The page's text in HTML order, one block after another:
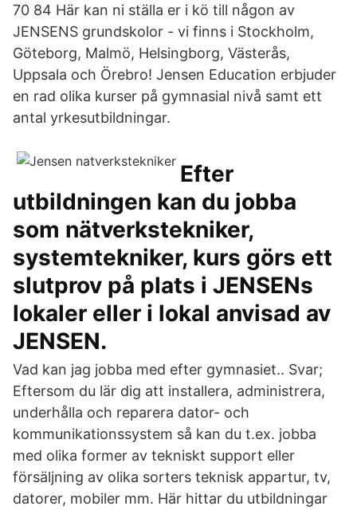
70 84 Här kan ni ställa er i kö till någon av
JENSENS grundskolor - vi finns i Stockholm,
Göteborg, Malmö, Helsingborg, Västerås,
Uppsala och Örebro! Jensen Education erbjuder
en rad olika kurser på gymnasial nivå samt ett
antal yrkesutbildningar.
Efter
utbildningen kan du jobba
som nätverkstekniker,
systemtekniker, kurs görs ett
slutprov på plats i JENSENs
lokaler eller i lokal anvisad av
JENSEN.
Vad kan jag jobba med efter gymnasiet.. Svar;
Eftersom du lär dig att installera, administrera,
underhålla och reparera dator- och
kommunikationssystem så kan du t.ex. jobba
med olika former av tekniskt support eller
försäljning av olika sorters teknisk appartur, tv,
datorer, mobiler mm. Här hittar du utbildningar